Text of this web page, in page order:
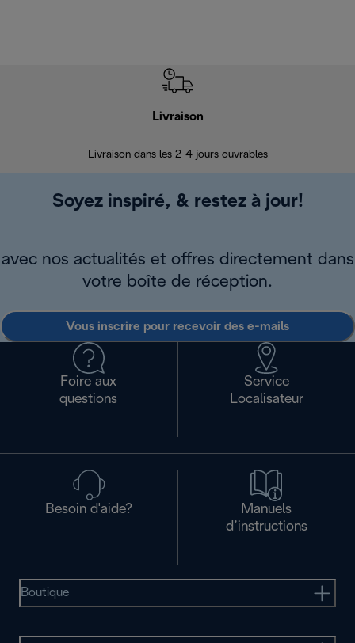
Livraison
Livraison dans les 2-4 jours ouvrables
Soyez inspiré, & restez à jour!
avec nos actualités et offres directement dans
votre boîte de réception.
Vous inscrire pour recevoir des e-mails
Foire aux
questions
Service
Localisateur
Besoin d'aide?
Manuels
d’instructions
Boutique